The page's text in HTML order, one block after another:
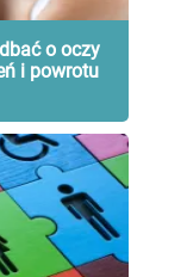
o oczy
i powrotu